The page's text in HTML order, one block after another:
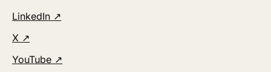
LinkedIn(nouvel onglet)
↗
X (nouvel onglet)
↗
YouTube(nouvel onglet)
↗